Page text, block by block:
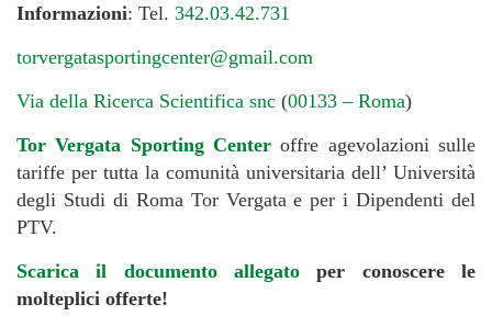
Informazioni: Tel. 342.03.42.731
torvergatasportingcenter@gmail.com
Via della Ricerca Scientifica snc (00133 – Roma)
Tor Vergata Sporting Center offre agevolazioni sulle
tariffe per tutta la comunità universitaria dell’ Università
degli Studi di Roma Tor Vergata e per i Dipendenti del
PTV.
Scarica il documento allegato per conoscere le
molteplici offerte!